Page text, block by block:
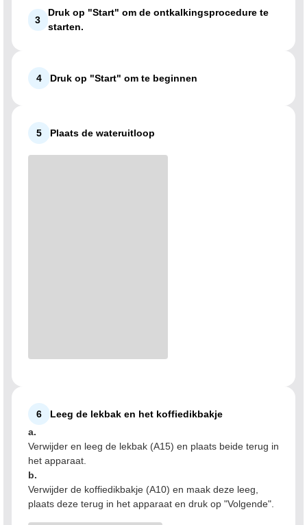
3
Druk op "Start" om de ontkalkingsprocedure te
starten.
4 Druk op "Start" om te beginnen
5 Plaats de wateruitloop
6
Leeg de lekbak en het koffiedikbakje
a.
Verwijder en leeg de lekbak (A15) en plaats beide terug in
het apparaat.
b.
Verwijder de koffiedikbakje (A10) en maak deze leeg,
plaats deze terug in het apparaat en druk op "Volgende".